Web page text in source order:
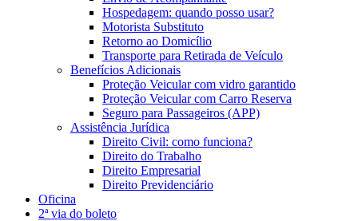
Hospedagem: quando posso usar?
Motorista Substituto
Retorno ao Domicílio
Transporte para Retirada de Veículo
Benefícios Adicionais
Proteção Veicular com vidro garantido
Proteção Veicular com Carro Reserva
Seguro para Passageiros (APP)
Assistência Jurídica
Direito Civil: como funciona?
Direito do Trabalho
Direito Empresarial
Direito Previdenciário
Oficina
2ª via do boleto